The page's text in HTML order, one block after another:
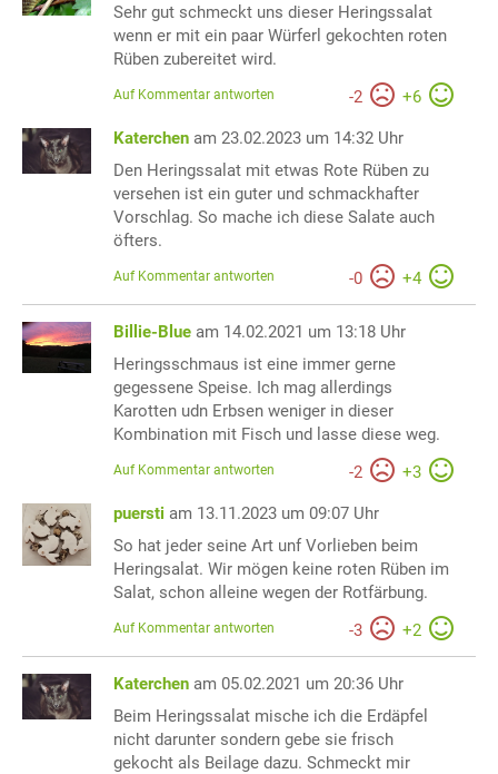
Sehr gut schmeckt uns dieser Heringssalat
wenn er mit ein paar Würferl gekochten roten
Rüben zubereitet wird.
-2 +6
Auf Kommentar antworten
Katerchen am 23.02.2023 um 14:32 Uhr
Den Heringssalat mit etwas Rote Rüben zu
versehen ist ein guter und schmackhafter
Vorschlag. So mache ich diese Salate auch
öfters.
-0 +4
Auf Kommentar antworten
Billie-Blue am 14.02.2021 um 13:18 Uhr
Heringsschmaus ist eine immer gerne
gegessene Speise. Ich mag allerdings
Karotten udn Erbsen weniger in dieser
Kombination mit Fisch und lasse diese weg.
-2 +3
Auf Kommentar antworten
puersti am 13.11.2023 um 09:07 Uhr
So hat jeder seine Art unf Vorlieben beim
Heringsalat. Wir mögen keine roten Rüben im
Salat, schon alleine wegen der Rotfärbung.
-3 +2
Auf Kommentar antworten
Katerchen am 05.02.2021 um 20:36 Uhr
Beim Heringssalat mische ich die Erdäpfel
nicht darunter sondern gebe sie frisch
gekocht als Beilage dazu. Schmeckt mir